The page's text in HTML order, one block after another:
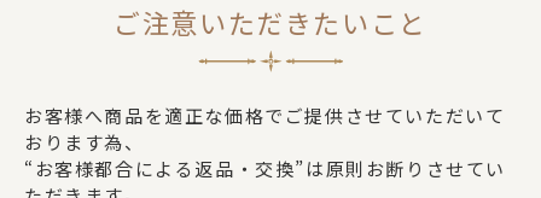
ご注意いただきたいこと
お客様へ商品を適正な価格でご提供させていただいて
おります為、
“お客様都合による返品・交換”は原則お断りさせてい